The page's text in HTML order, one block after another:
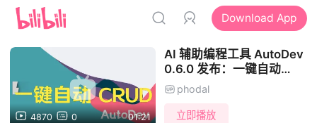
Download App
4870 0 01:21
AI 辅助编程工具 AutoDev
0.6.0 发布：一键自动
CRUD，Click is all you
need!!
phodal
立即播放